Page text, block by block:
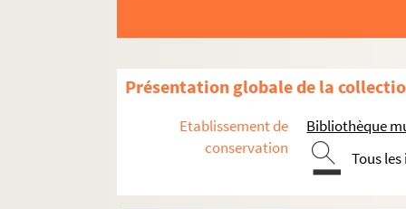
Présentation globale de la
Etablissement de
conservation
Bibliothèque
Tous
221. VIe Congrès européen
223. Vignette
224. Ex-libris de R. Léraud